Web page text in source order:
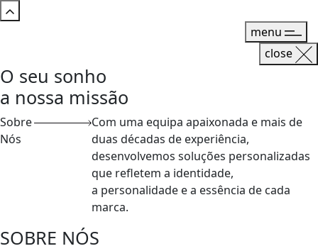
menu
close
O seu sonho
a nossa missão
Sobre
Nós
Com uma equipa apaixonada e mais de
duas décadas de experiência,
desenvolvemos soluções personalizadas
que refletem a identidade,
a personalidade e a essência de cada
marca.
SOBRE NÓS